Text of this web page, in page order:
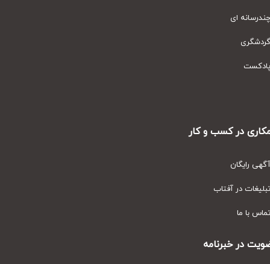
ای
در کسب و کار
رایگان
در آفتاب
با ما
در خبرنامه